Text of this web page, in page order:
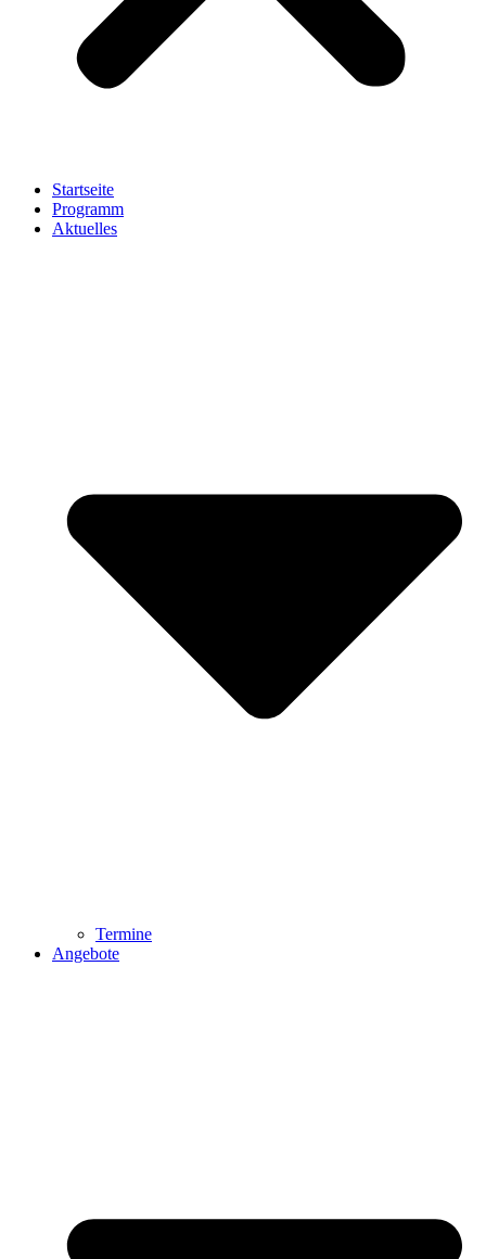
Startseite
Programm
Aktuelles
Termine
Angebote